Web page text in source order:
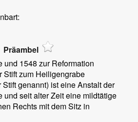
Präambel
und 1548 zur Reformation
Stift zum Heiligengrabe
genannt) ist eine Anstalt der
und seit alter Zeit eine mildtätige
Rechts mit dem Sitz in